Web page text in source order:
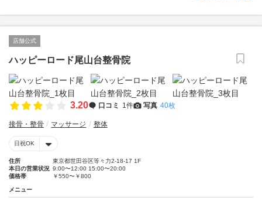
店舗公式
ハッピーロード尾山台整骨院
3.20 口コミ 1件 写真 40枚
接骨・整骨 マッサージ 整体
日祝OK
住所
東京都世田谷区等々力2-18-17 1F
本日の営業状況 9:00〜12:00 15:00〜20:00
価格帯
￥550〜￥800
メニュー